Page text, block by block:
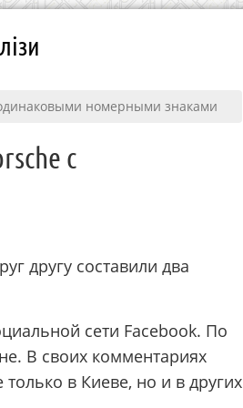
номерными знаками
с
другу составили два
сети Facebook. По
В своих комментариях
в Киеве, но и в других